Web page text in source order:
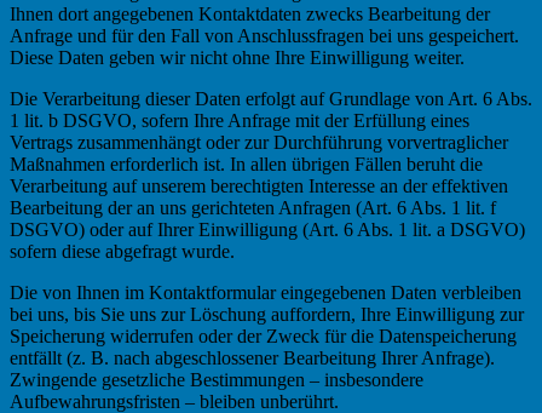
Ihnen dort angegebenen Kontaktdaten zwecks Bearbeitung der
Anfrage und für den Fall von Anschlussfragen bei uns gespeichert.
Diese Daten geben wir nicht ohne Ihre Einwilligung weiter.
Die Verarbeitung dieser Daten erfolgt auf Grundlage von Art. 6 Abs.
1 lit. b DSGVO, sofern Ihre Anfrage mit der Erfüllung eines
Vertrags zusammenhängt oder zur Durchführung vorvertraglicher
Maßnahmen erforderlich ist. In allen übrigen Fällen beruht die
Verarbeitung auf unserem berechtigten Interesse an der effektiven
Bearbeitung der an uns gerichteten Anfragen (Art. 6 Abs. 1 lit. f
DSGVO) oder auf Ihrer Einwilligung (Art. 6 Abs. 1 lit. a DSGVO)
sofern diese abgefragt wurde.
Die von Ihnen im Kontaktformular eingegebenen Daten verbleiben
bei uns, bis Sie uns zur Löschung auffordern, Ihre Einwilligung zur
Speicherung widerrufen oder der Zweck für die Datenspeicherung
entfällt (z. B. nach abgeschlossener Bearbeitung Ihrer Anfrage).
Zwingende gesetzliche Bestimmungen – insbesondere
Aufbewahrungsfristen – bleiben unberührt.